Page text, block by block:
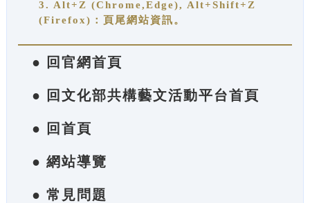
3. Alt+Z (Chrome,Edge), Alt+Shift+Z
(Firefox)：頁尾網站資訊。
● 回官網首頁
● 回文化部共構藝文活動平台首頁
● 回首頁
● 網站導覽
● 常見問題